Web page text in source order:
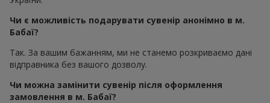
Чи є можливість подарувати сувенір анонімно в м.
Бабаї?
Так. За вашим бажанням, ми не станемо розкриваємо дані
відправника без вашого дозволу.
Чи можна замінити сувенір після оформлення
замовлення в м. Бабаї?